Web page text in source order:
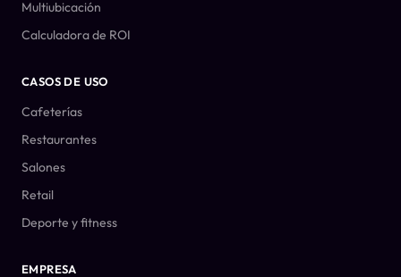
Multiubicación
Calculadora de ROI
CASOS DE USO
Cafeterías
Restaurantes
Salones
Retail
Deporte y fitness
EMPRESA